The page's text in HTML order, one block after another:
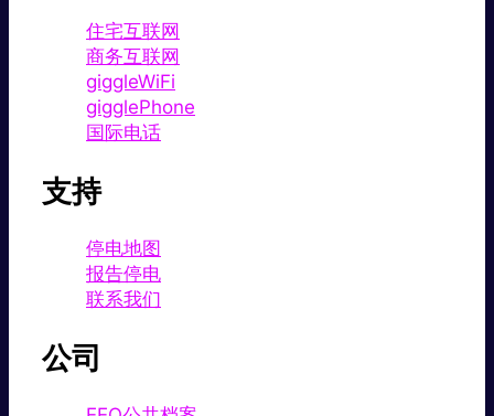
住宅互联网
商务互联网
giggleWiFi
gigglePhone
国际电话
支持
停电地图
报告停电
联系我们
公司